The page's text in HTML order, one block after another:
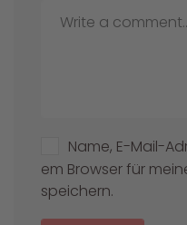
Name, E-Mail-
em Browser für
speichern.